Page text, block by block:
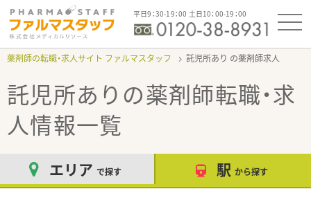
平日9：30-19：00 土日10：00-19：00
薬剤師の転職・求人サイト ファルマスタッフ 託児所あり
託児所あり の薬剤師転職・求
人情報一覧
エリア で探す 駅 から探す